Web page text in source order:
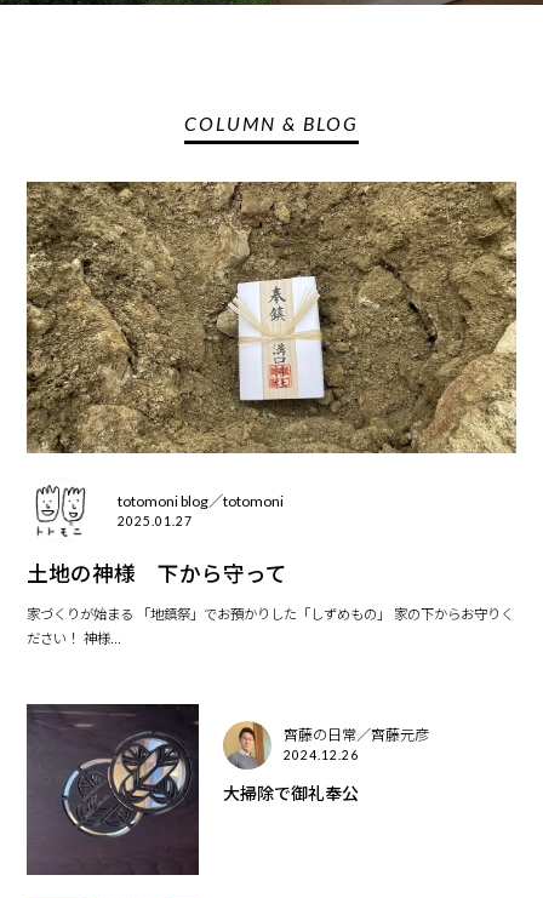
COLUMN & BLOG
totomoni blog／totomoni
2025.01.27
土地の神様 下から守って
家づくりが始まる 「地鎮祭」でお預かりした「しずめもの」 家の下からお守りく
ださい！ 神様...
齊藤の日常／齊藤元彦
2024.12.26
大掃除で御礼奉公